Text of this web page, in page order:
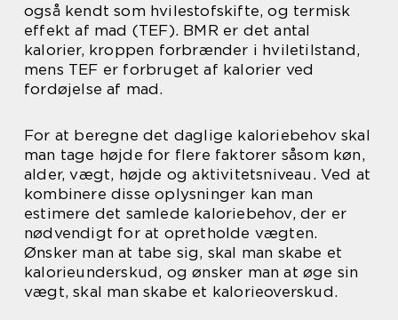
også kendt som hvilestofskifte, og termisk
effekt af mad (TEF). BMR er det antal
kalorier, kroppen forbrænder i hviletilstand,
mens TEF er forbruget af kalorier ved
fordøjelse af mad.
For at beregne det daglige kaloriebehov skal
man tage højde for flere faktorer såsom køn,
alder, vægt, højde og aktivitetsniveau. Ved at
kombinere disse oplysninger kan man
estimere det samlede kaloriebehov, der er
nødvendigt for at opretholde vægten.
Ønsker man at tabe sig, skal man skabe et
kalorieunderskud, og ønsker man at øge sin
vægt, skal man skabe et kalorieoverskud.